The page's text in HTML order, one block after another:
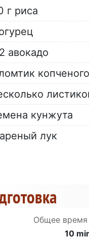
г риса
авокадо
кунжута
лук
Общее время
10